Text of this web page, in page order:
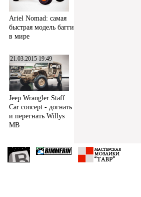
Ariel Nomad: самая
быстрая модель багги
в мире
21.03.2015 19:49
Jeep Wrangler Staff
Car concept - догнать
и перегнать Willys
MB